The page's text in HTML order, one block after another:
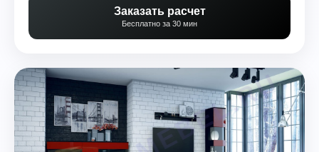
Заказать расчет
Бесплатно за 30 мин